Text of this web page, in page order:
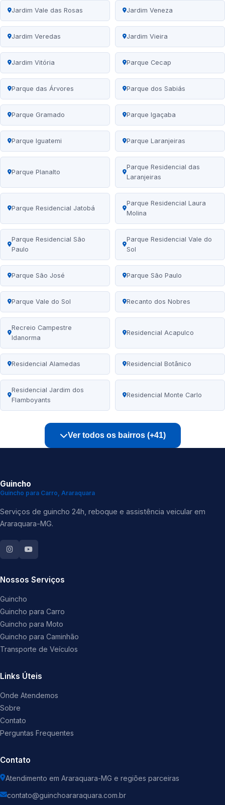
Jardim Vale das Rosas Jardim Veneza
Jardim Veredas Jardim Vieira
Jardim Vitória Parque Cecap
Parque das Árvores Parque dos Sabiás
Parque Gramado Parque Igaçaba
Parque Iguatemi Parque Laranjeiras
Parque Planalto
Parque Residencial das
Laranjeiras
Parque Residencial Jatobá
Parque Residencial Laura
Molina
Parque Residencial São
Paulo
Parque Residencial Vale do
Sol
Parque São José Parque São Paulo
Parque Vale do Sol Recanto dos Nobres
Recreio Campestre
Idanorma
Residencial Acapulco
Residencial Alamedas Residencial Botânico
Residencial Jardim dos
Flamboyants
Residencial Monte Carlo
Ver todos os bairros (+41)
Guincho
Guincho para Carro, Araraquara
Serviços de guincho 24h, reboque e assistência veicular em
Araraquara-MG.
Nossos Serviços
Guincho
Guincho para Carro
Guincho para Moto
Guincho para Caminhão
Transporte de Veículos
Links Úteis
Onde Atendemos
Sobre
Contato
Perguntas Frequentes
Contato
Atendimento em Araraquara-MG e regiões parceiras
contato@guinchoararaquara.com.br